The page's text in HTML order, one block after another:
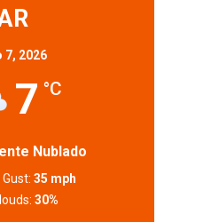
7, 2026
7 °C
Nublado
35 mph
30%